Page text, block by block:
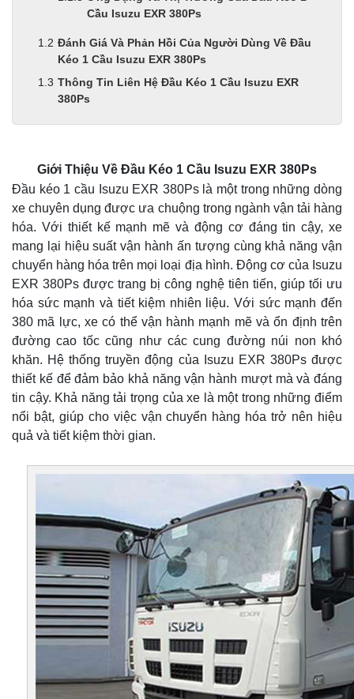
Cầu Isuzu EXR 380Ps
Đánh Giá Và Phản Hồi Của Người Dùng Về Đầu
Kéo 1 Cầu Isuzu EXR 380Ps
Thông Tin Liên Hệ Đầu Kéo 1 Cầu Isuzu EXR
380Ps
Giới Thiệu Về Đầu Kéo 1 Cầu Isuzu EXR 380Ps
Đầu kéo 1 cầu Isuzu EXR 380Ps là một trong những dòng
xe chuyên dụng được ưa chuộng trong ngành vận tải hàng
hóa. Với thiết kế mạnh mẽ và động cơ đáng tin cậy, xe
mang lại hiệu suất vận hành ấn tượng cùng khả năng vận
chuyển hàng hóa trên mọi loại địa hình. Động cơ của Isuzu
EXR 380Ps được trang bị công nghệ tiên tiến, giúp tối ưu
hóa sức mạnh và tiết kiệm nhiên liệu. Với sức mạnh đến
380 mã lực, xe có thể vận hành mạnh mẽ và ổn định trên
đường cao tốc cũng như các cung đường núi non khó
khăn. Hệ thống truyền động của Isuzu EXR 380Ps được
thiết kế để đảm bảo khả năng vận hành mượt mà và đáng
tin cậy. Khả năng tải trọng của xe là một trong những điểm
nổi bật, giúp cho việc vận chuyển hàng hóa trở nên hiệu
quả và tiết kiệm thời gian.